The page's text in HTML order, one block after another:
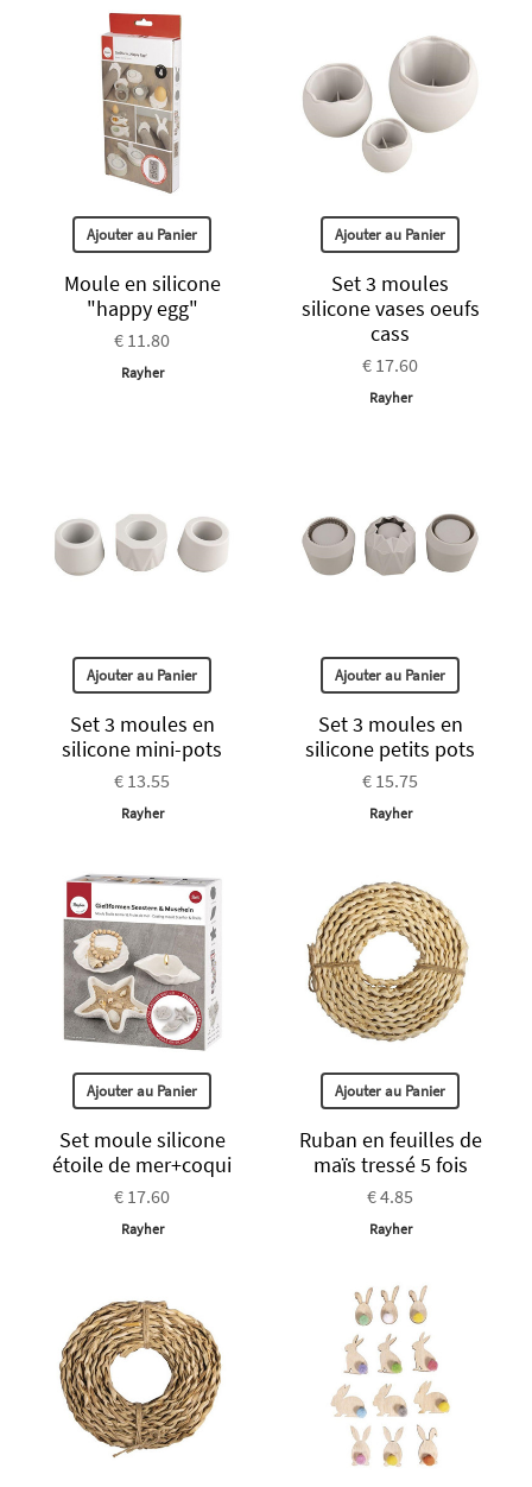
Ajouter au Panier
Moule en silicone
"happy egg"
€ 11.80
Rayher
Ajouter au Panier
Set 3 moules
silicone vases oeufs
cass
€ 17.60
Rayher
Ajouter au Panier
Set 3 moules en
silicone mini-pots
€ 13.55
Rayher
Ajouter au Panier
Set 3 moules en
silicone petits pots
€ 15.75
Rayher
Ajouter au Panier
Set moule silicone
étoile de mer+coqui
€ 17.60
Rayher
Ajouter au Panier
Ruban en feuilles de
maïs tressé 5 fois
€ 4.85
Rayher